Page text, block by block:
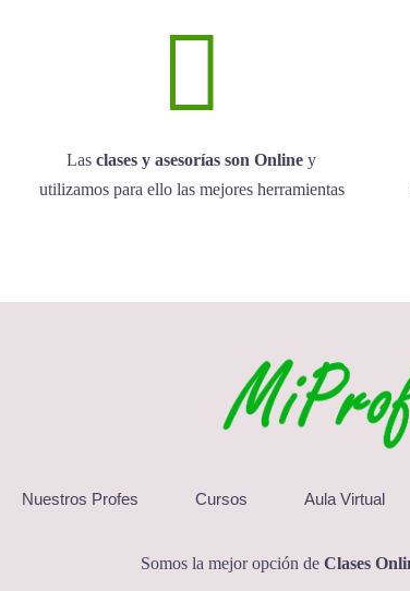
Lasclases y asesorías son Online y
utilizamos para ello las mejores herramientas
Nuestros Profes Cursos Aula Virtual
Somos la mejor opción de Clases